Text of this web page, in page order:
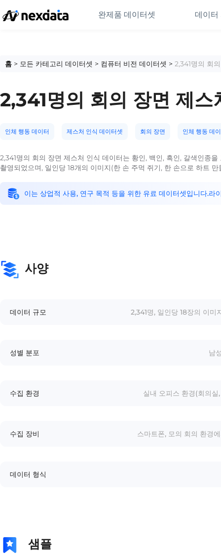
완제품 데이터셋 데이터
홈 > 모든 카테고리 데이터셋 > 컴퓨터 비전 데이터셋 > 2,341명의 회
2,341명의 회의 장면 제스
인체 행동 데이터 제스처 인식 데이터셋 회의 장면 인체 행동 데
2,341명의 회의 장면 제스처 인식 데이터는 황인, 백인, 흑인, 갈색인종
촬영되었으며, 일인당 18개의 이미지(한 손 주먹 쥐기, 한 손으로 하트
이는 상업적 사용, 연구 목적 등을 위한 유료 데이터셋입니다.
사양
데이터 규모 2,341명, 일인당 18장의 이미
성별 분포 남
수집 환경 실내 오피스 환경(회의
수집 장비 스마트폰, 모의 회의 환경
데이터 형식
샘플